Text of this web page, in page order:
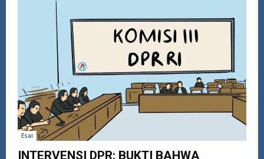
Esai
INTERVENSI DPR: BUKTI BAHWA